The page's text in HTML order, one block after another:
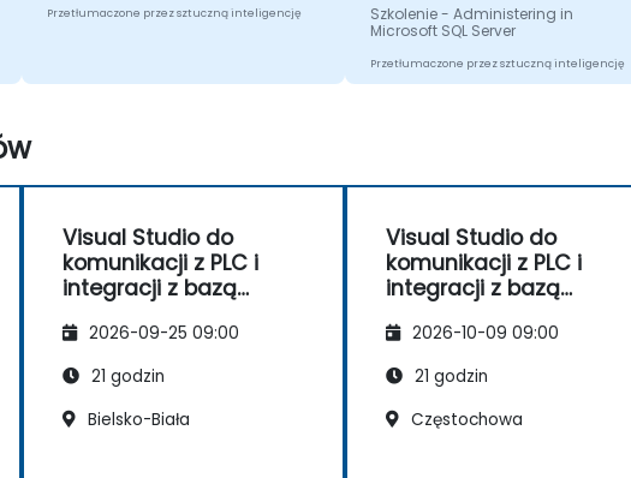
Przetłumaczone przez sztuczną inteligencję
Szkolenie - Administering in
Microsoft SQL Server
Przetłumaczone przez sztuczną inteligencję
Visual Studio do
komunikacji z PLC i
integracji z bazą
2026-09-25 09:00
21 godzin
Bielsko-Biała
Visual Studio do
komunikacji z PLC i
integracji z bazą
2026-10-09 09:00
21 godzin
Częstochowa